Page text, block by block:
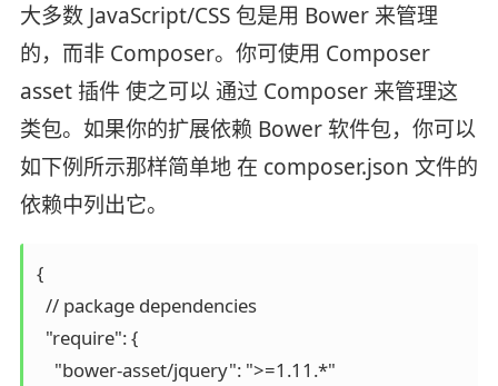
大多数 JavaScript/CSS 包是用 Bower 来管理
的，而非 Composer。你可使用 Composer
asset 插件 使之可以 通过 Composer 来管理这
类包。如果你的扩展依赖 Bower 软件包，你可以
如下例所示那样简单地 在 composer.json 文件的
依赖中列出它。
{
  // package dependencies
  "require": {
    "bower-asset/jquery": ">=1.11.*"